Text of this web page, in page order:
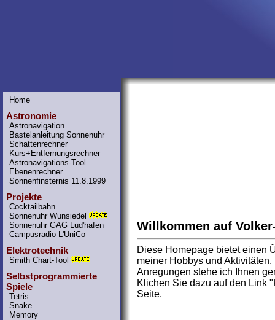
Home
Astronomie
Astronavigation
Bastelanleitung Sonnenuhr
Schattenrechner
Kurs+Entfernungsrechner
Astronavigations-Tool
Ebenenrechner
Sonnenfinsternis 11.8.1999
Projekte
Cocktailbahn
Sonnenuhr Wunsiedel
Sonnenuhr GAG Lud'hafen
Campusradio L'UniCo
Elektrotechnik
Smith Chart-Tool
Selbstprogrammierte
Spiele
Tetris
Snake
Memory
Willkommen auf
Diese Homepage bietet einen
meiner Hobbys und
Anregungen stehe ich Ihnen
Klichen Sie dazu auf den Link
Seite.